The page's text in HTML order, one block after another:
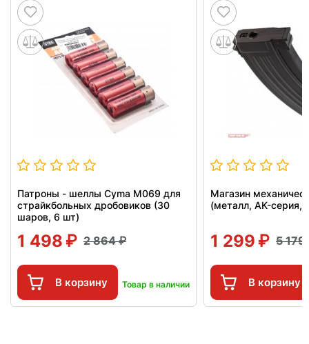
Патроны - шеллы Cyma M069 для
страйкбольных дробовиков (30
шаров, 6 шт)
1 498 2 864
В корзину Товар в наличии
Магазин
(металл, AK-серия,
1 299 5 179
В корзину